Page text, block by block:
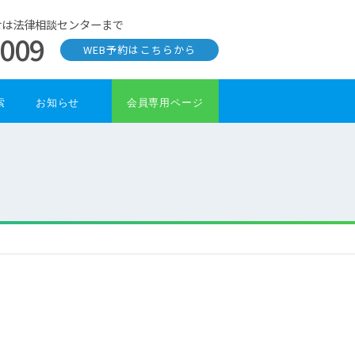
法律相談センターまで
WEB予約はこちらから
お知らせ 会員専用ページ